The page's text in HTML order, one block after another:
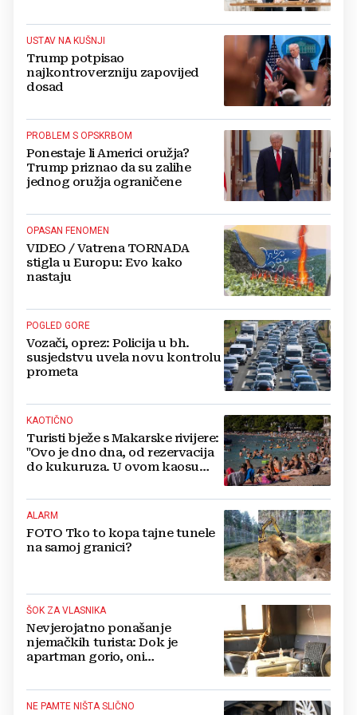
USTAV NA KUŠNJI
Trump potpisao
najkontroverzniju zapovijed
dosad
PROBLEM S OPSKRBOM
Ponestaje li Americi oružja?
Trump priznao da su zalihe
jednog oružja ograničene
OPASAN FENOMEN
VIDEO / Vatrena TORNADA
stigla u Europu: Evo kako
nastaju
POGLED GORE
Vozači, oprez: Policija u bh.
susjedstvu uvela novu kontrolu
prometa
KAOTIČNO
Turisti bježe s Makarske rivijere:
"Ovo je dno dna, od rezervacija
do kukuruza. U ovom kaosu
ALARM
FOTO Tko to kopa tajne tunele
na samoj granici?
ŠOK ZA VLASNIKA
Nevjerojatno ponašanje
njemačkih turista: Dok je
apartman gorio, oni
NE PAMTE NIŠTA SLIČNO